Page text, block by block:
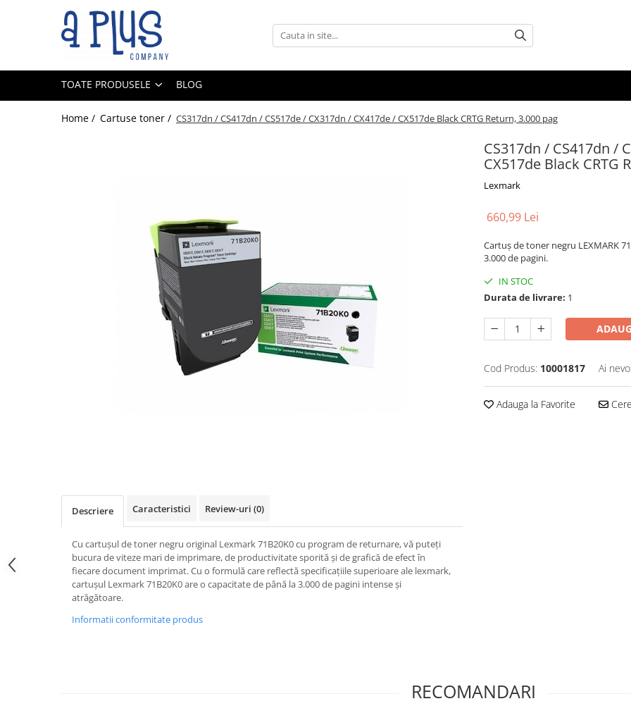
Toate Produsele
Cartuse toner
TOATE PRODUSELE BLOG
Home / Cartuse toner / CS317dn / CS417dn / CS517de / CX317dn / CX417de / CX517de Black CRTG Return, 3.000 pag
CS317dn / CS417dn /
CX517de Black CRTG
Lexmark
660,99 Lei
Cartuș de toner negru LEXMARK
3.000 de pagini.
IN STOC
Durata de livrare: 1
Cod Produs: 10001817 Ai
Adauga la Favorite
Descriere Caracteristici Review-uri (0)
Cu cartușul de toner negru original Lexmark 71B20K0 cu program de returnare, vă puteți
bucura de viteze mari de imprimare, de productivitate sporită și de grafică de efect în
fiecare document imprimat. Cu o formulă care reflectă specificațiile superioare ale lexmark,
cartușul Lexmark 71B20K0 are o capacitate de până la 3.000 de pagini intense și
atrăgătoare.
Informatii conformitate produs
RECOMANDARI